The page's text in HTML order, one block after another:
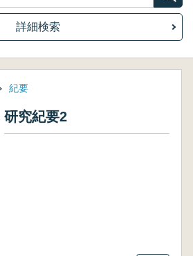
詳細検索
紀要
研究紀要2